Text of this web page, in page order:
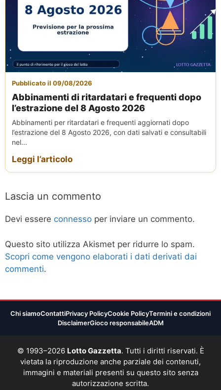
Pubblicato il 09/08/2026
Abbinamenti di ritardatari e frequenti dopo
l’estrazione del 8 Agosto 2026
Abbinamenti per ritardatari e frequenti aggiornati dopo
l’estrazione del 8 Agosto 2026, con dati salvati e consultabili
nel...
Leggi l’articolo
Lascia un commento
Devi essere connesso per inviare un commento.
Questo sito utilizza Akismet per ridurre lo spam.
Scopri come vengono elaborati i dati derivati dai
commenti.
Chi siamoContattiPrivacy PolicyCookie PolicyTermini e condizioni
DisclaimerGioco responsabileADM
© 1993–2026 Lotto Gazzetta. Tutti i diritti riservati. È
vietata la riproduzione anche parziale dei contenuti,
immagini e materiali presenti su questo sito senza
autorizzazione scritta.